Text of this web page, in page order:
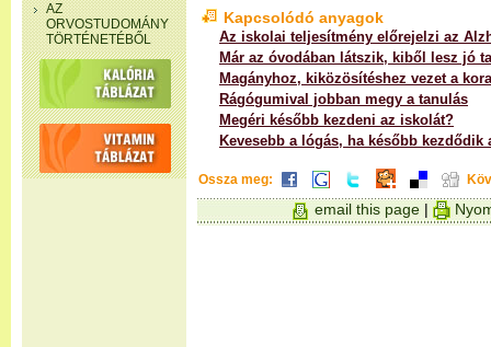
AZ
ORVOSTUDOMÁNY
TÖRTÉNETÉBŐL
Kapcsolódó anyagok
Az iskolai teljesítmény előrejelzi az
Már az óvodában látszik, kiből lesz jó
Magányhoz, kiközösítéshez vezet a
Rágógumival jobban megy a tanulás
Megéri később kezdeni az iskolát?
Kevesebb a lógás, ha később kezdődik
Ossza meg:
email this page |